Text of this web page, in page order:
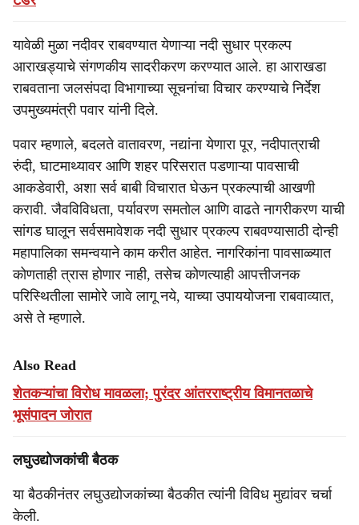
यावेळी मुळा नदीवर राबवण्यात येणाऱ्या नदी सुधार प्रकल्प
आराखड्याचे संगणकीय सादरीकरण करण्यात आले. हा आराखडा
राबवताना जलसंपदा विभागाच्या सूचनांचा विचार करण्याचे निर्देश
उपमुख्यमंत्री पवार यांनी दिले.
पवार म्हणाले, बदलते वातावरण, नद्यांना येणारा पूर, नदीपात्राची
रुंदी, घाटमाथ्यावर आणि शहर परिसरात पडणाऱ्या पावसाची
आकडेवारी, अशा सर्व बाबी विचारात घेऊन प्रकल्पाची आखणी
करावी. जैवविविधता, पर्यावरण समतोल आणि वाढते नागरीकरण याची
सांगड घालून सर्वसमावेशक नदी सुधार प्रकल्प राबवण्यासाठी दोन्ही
महापालिका समन्वयाने काम करीत आहेत. नागरिकांना पावसाळ्यात
कोणताही त्रास होणार नाही, तसेच कोणत्याही आपत्तीजनक
परिस्थितीला सामोरे जावे लागू नये, याच्या उपाययोजना राबवाव्यात,
असे ते म्हणाले.
Also Read
शेतकऱ्यांचा विरोध मावळला; पुरंदर आंतरराष्ट्रीय विमानतळाचे
भूसंपादन जोरात
लघुउद्योजकांची बैठक
या बैठकीनंतर लघुउद्योजकांच्या बैठकीत त्यांनी विविध मुद्यांवर चर्चा
केली.